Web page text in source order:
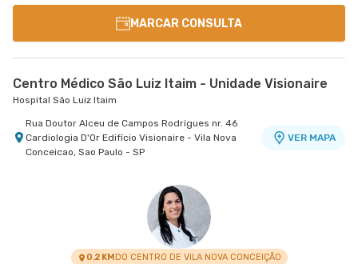
MARCAR CONSULTA
Centro Médico São Luiz Itaim - Unidade Visionaire
Hospital São Luiz Itaim
Rua Doutor Alceu de Campos Rodrigues nr. 46
Cardiologia D'Or Edifício Visionaire - Vila Nova
Conceicao, Sao Paulo - SP
VER MAPA
0.2 KMDO CENTRO DE VILA NOVA CONCEIÇÃO